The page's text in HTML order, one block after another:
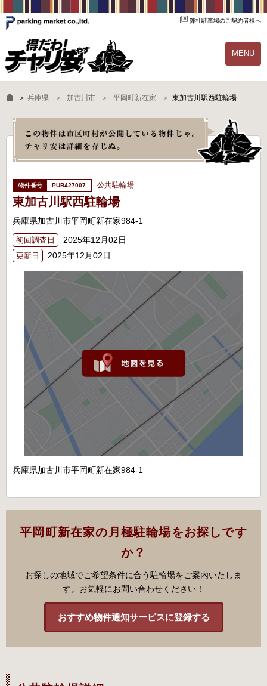
弊社駐車場のご契約者様へ
MENU
物件一覧 ご契約の流れ
よくあるご質問 駐輪場オーナー様へ
＞ 兵庫県 加古川市 平岡町新在家 東加古川駅西駐輪場
PUB427007 公共駐輪場
東加古川駅西駐輪場
兵庫県加古川市平岡町新在家984-1
初回調査日 2025年12月02日
更新日 2025年12月02日
兵庫県加古川市平岡町新在家984-1
平岡町新在家の月極駐輪場をお探しです
か？
お探しの地域でご希望条件に合う駐輪場をご案内いたしま
す。お気軽にお問い合わせください！
おすすめ物件通知サービスに登録する